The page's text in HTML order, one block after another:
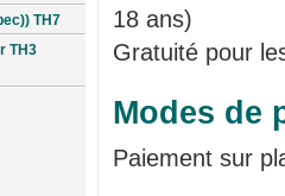
TH7
TH3
18 ans)
Gratuité pour
Modes de
Paiement sur